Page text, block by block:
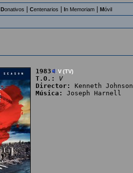
Donativos Centenarios In Memoriam Móvil
1983 V (TV)
T.O.:
V
Director:
Kenneth Johnson
Música:
Joseph Harnell